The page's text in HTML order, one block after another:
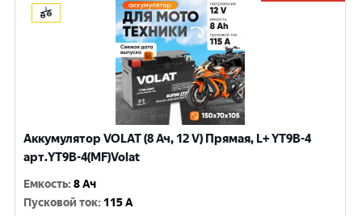
Аккумулятор VOLAT (8 Ач, 12 V) Прямая, L+ YT9B-4
арт.YT9B-4(MF)Volat
Емкость:8 Ач
Пусковой ток: 115 A